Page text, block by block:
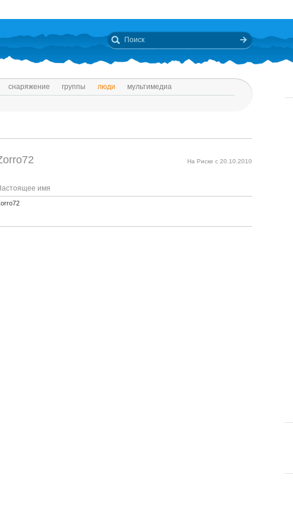
снаряжение группы люди мультимедиа
На Риске с 20.10.2010
имя